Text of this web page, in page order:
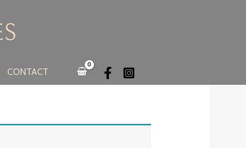
CONTACT